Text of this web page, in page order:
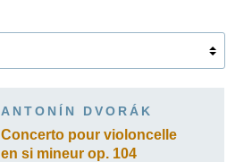
ANTONÍN DVORÁK
Concerto pour violoncelle
en si mineur op. 104